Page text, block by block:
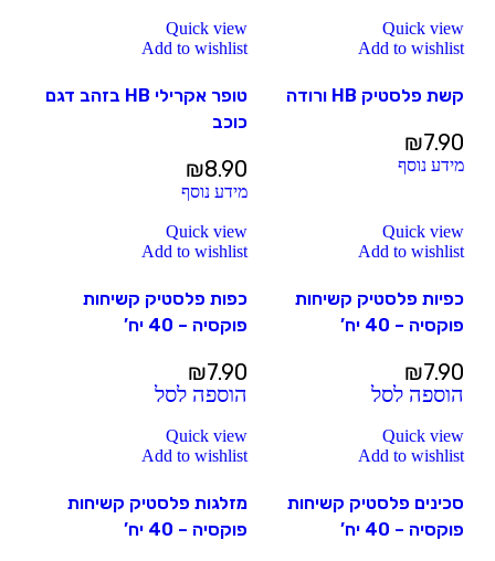
Quick view
Add to wishlist
קשת פלסטיק HB ורודה
₪7.90
מידע נוסף
Quick view
Add to wishlist
טופר אקרילי HB בזהב דגם
כוכב
₪8.90
מידע נוסף
Quick view
Add to wishlist
כפיות פלסטיק קשיחות
פוקסיה – 40 יח’
₪7.90
הוספה לסל
Quick view
Add to wishlist
כפות פלסטיק קשיחות
פוקסיה – 40 יח’
₪7.90
הוספה לסל
Quick view
Add to wishlist
סכינים פלסטיק קשיחות
פוקסיה – 40 יח’
Quick view
Add to wishlist
מזלגות פלסטיק קשיחות
פוקסיה – 40 יח’